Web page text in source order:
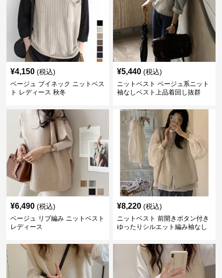
¥4,150 (税込)
ベージュ ブイネック ニットベス
ト レディース 秋冬
¥5,440 (税込)
ニットベスト ベージュ系ニット
袖なしベスト上品着回し抜群
¥6,490 (税込)
ベージュ リブ編み ニットベスト
レディース
¥8,220 (税込)
ニットベスト 前開きボタン付き
ゆったりシルエット編み袖なし